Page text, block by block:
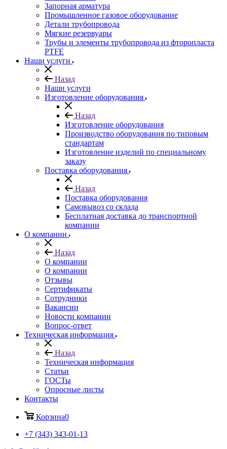
Запорная арматура
Промышленное газовое оборудование
Детали трубопровода
Мягкие резервуары
Трубы и элементы трубопровода из фторопласта
PTFE
Наши услуги
Назад
Наши услуги
Изготовление оборудования
Назад
Изготовление оборудования
Производство оборудования по типовым
стандартам
Изготовление изделий по специальному
заказу
Поставка оборудования
Назад
Поставка оборудования
Самовывоз со склада
Бесплатная доставка до транспортной
компании
О компании
Назад
О компании
О компании
Отзывы
Сертификаты
Сотрудники
Вакансии
Новости компании
Вопрос-ответ
Техническая информация
Назад
Техническая информация
Статьи
ГОСТы
Опросные листы
Контакты
Корзина0
+7 (343) 343-01-13